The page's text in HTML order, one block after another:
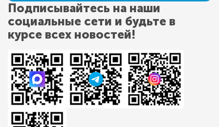
Подписывайтесь на наши
социальные сети и будьте в
курсе всех новостей!